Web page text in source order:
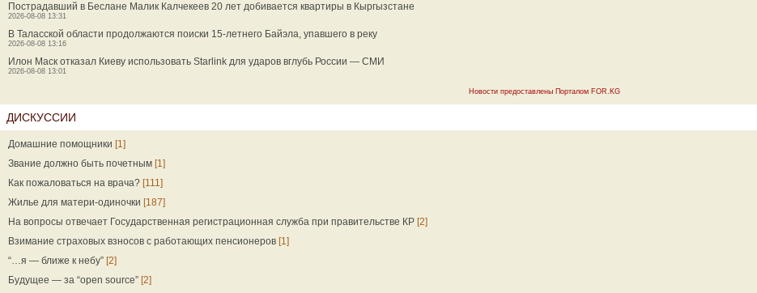
Пострадавший в Беслане Малик Калчекеев 20 лет добивается квартиры в Кыргызстане
2026-08-08 13:31
В Таласской области продолжаются поиски 15-летнего Байэла, упавшего в реку
2026-08-08 13:16
Илон Маск отказал Киеву использовать Starlink для ударов вглубь России — СМИ
2026-08-08 13:01
Новости предоставлены Порталом FOR.KG
ДИСКУССИИ
Домашние помощники [1]
Звание должно быть почетным [1]
Как пожаловаться на врача? [111]
Жилье для матери-одиночки [187]
На вопросы отвечает Государственная регистрационная служба при правительстве КР [2]
Взимание страховых взносов с работающих пенсионеров [1]
“…я — ближе к небу” [2]
Будущее — за “open source” [2]